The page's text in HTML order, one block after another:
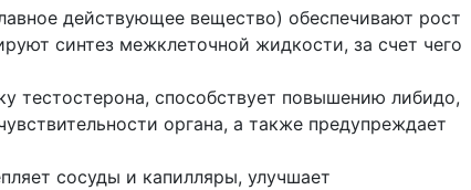
действующее вещество) обеспечивают рост
синтез межклеточной жидкости, за счет чего
тестостерона, способствует повышению либидо,
органа, а также предупреждает
сосуды и капилляры, улучшает